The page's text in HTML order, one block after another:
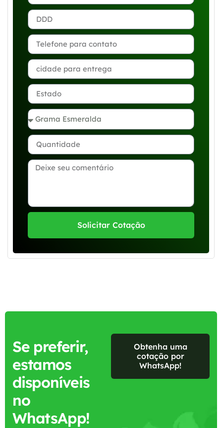
Solicitar Cotação
Se preferir,
estamos
disponíveis
no
WhatsApp!
Obtenha uma
cotação por
WhatsApp!